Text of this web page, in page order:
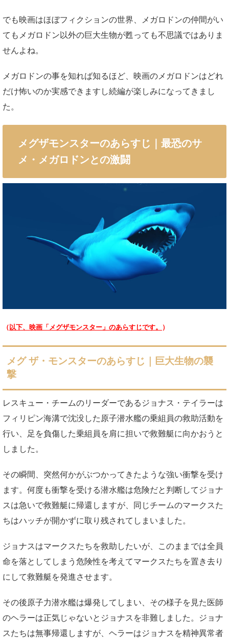
でも映画はほぼフィクションの世界、メガロドンの仲間がい
てもメガロドン以外の巨大生物が甦っても不思議ではありま
せんよね。
メガロドンの事を知れば知るほど、映画のメガロドンはどれ
だけ怖いのか実感できますし続編が楽しみになってきまし
た。
メグザモンスターのあらすじ｜最恐のサ
メ・メガロドンとの激闘
（ 以下、映画「メグザモンスター」のあらすじです。 ）
メグ ザ・モンスターのあらすじ｜巨大生物の襲
撃
レスキュー・チームのリーダーであるジョナス・テイラーは
フィリピン海溝で沈没した原子潜水艦の乗組員の救助活動を
行い、足を負傷した乗組員を肩に担いで救難艇に向かおうと
しました。
その瞬間、突然何かがぶつかってきたような強い衝撃を受け
ます。何度も衝撃を受ける潜水艦は危険だと判断してジョナ
スは急いで救難艇に帰還しますが、同じチームのマークスた
ちはハッチが開かずに取り残されてしまいました。
ジョナスはマークスたちを救助したいが、このままでは全員
命を落としてしまう危険性を考えてマークスたちを置き去り
にして救難艇を発進させます。
その後原子力潜水艦は爆発してしまい、その様子を見た医師
のヘラーは正気じゃないとジョナスを非難しました。ジョナ
スたちは無事帰還しますが、ヘラーはジョナスを精神異常者